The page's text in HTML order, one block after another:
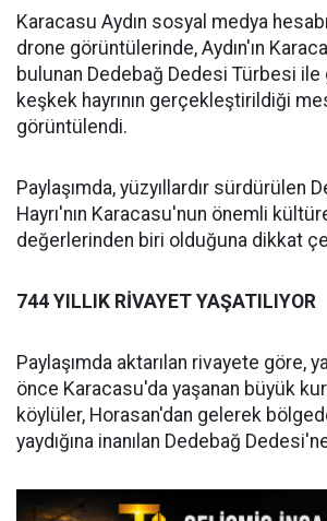
Karacasu Aydın sosyal medya
drone görüntülerinde, Aydın'ın
bulunan Dedebağ Dedesi Türbesi ile
keşkek hayrının gerçekleştirildiği
görüntülendi.
Paylaşımda, yüzyıllardır sürdürülen
Hayrı'nın Karacasu'nun önemli
değerlerinden biri olduğuna dikkat
744 YILLIK RİVAYET YAŞATILIYOR
Paylaşımda aktarılan rivayete göre,
önce Karacasu'da yaşanan büyük
köylüler, Horasan'dan gelerek
yaydığına inanılan Dedebağ